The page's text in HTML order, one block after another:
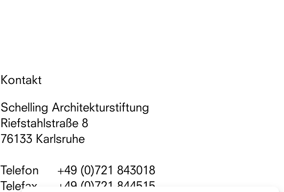
Kontakt
Schelling Architekturstiftung
Riefstahlstraße 8
76133 Karlsruhe
Telefon
+49 (0)721 843018
Telefax
+49 (0)721 844515